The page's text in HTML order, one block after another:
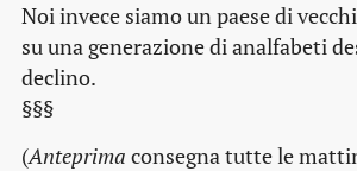
Noi invece siamo un paese di
su una generazione di analfabeti
declino.
§§§
(Anteprima consegna tutte le